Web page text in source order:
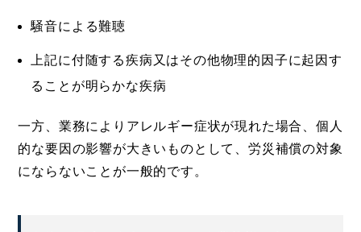
騒音による難聴
上記に付随する疾病又はその他物理的因子に起因す
ることが明らかな疾病
一方、業務によりアレルギー症状が現れた場合、個人
的な要因の影響が大きいものとして、労災補償の対象
にならないことが一般的です。